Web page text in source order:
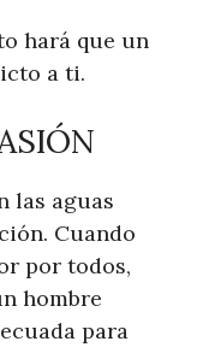
hará que un
a ti.
las aguas
Cuando
por todos,
hombre
para